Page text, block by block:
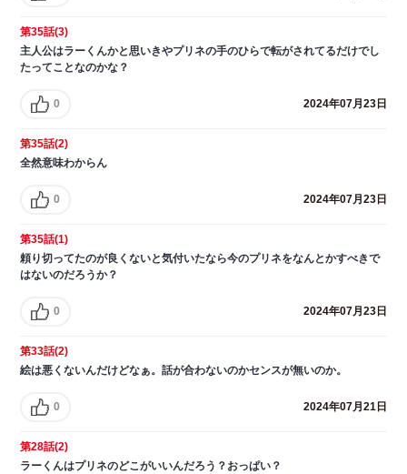
第35話(3)
主人公はラーくんかと思いきやプリネの手のひらで転がされてるだけでし
たってことなのかな？
0 2024年07月23日
第35話(2)
全然意味わからん
0 2024年07月23日
第35話(1)
頼り切ってたのが良くないと気付いたなら今のプリネをなんとかすべきで
はないのだろうか？
0 2024年07月23日
第33話(2)
絵は悪くないんだけどなぁ。話が合わないのかセンスが無いのか。
0 2024年07月21日
第28話(2)
ラーくんはプリネのどこがいいんだろう？おっぱい？